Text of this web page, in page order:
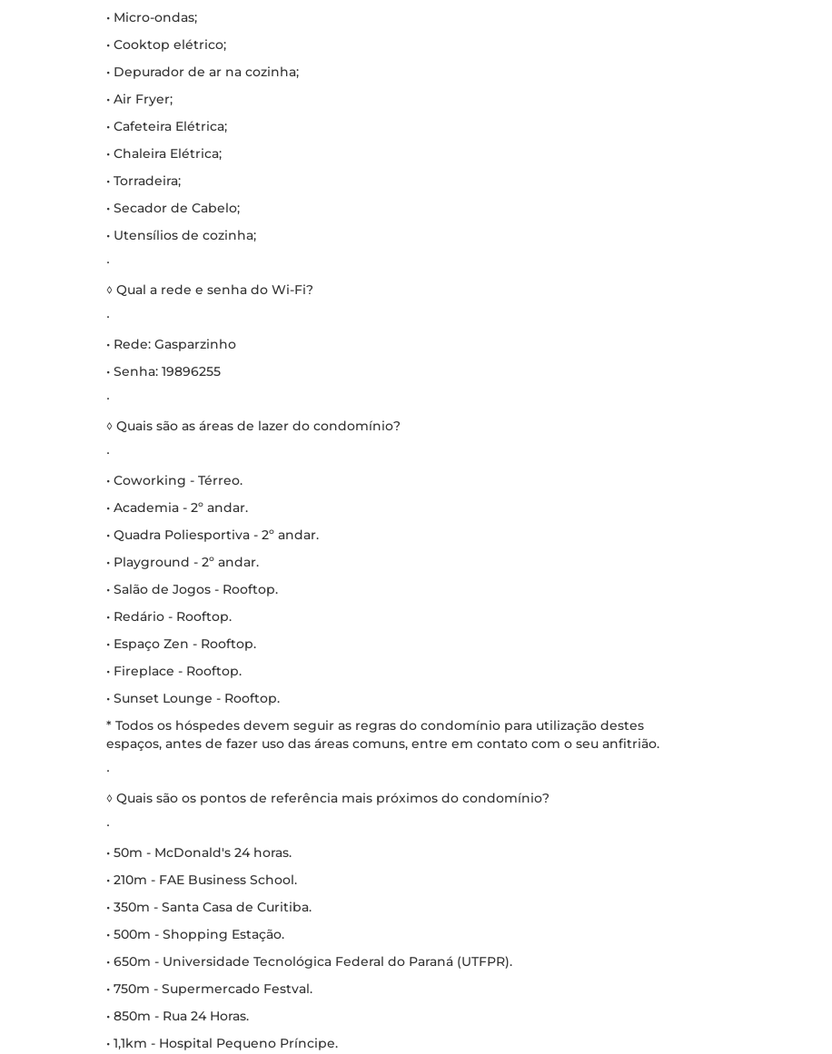
• Micro-ondas;
• Cooktop elétrico;
• Depurador de ar na cozinha;
• Air Fryer;
• Cafeteira Elétrica;
• Chaleira Elétrica;
• Torradeira;
• Secador de Cabelo;
• Utensílios de cozinha;
∙
◊ Qual a rede e senha do Wi-Fi?
∙
• Rede: Gasparzinho
• Senha: 19896255
∙
◊ Quais são as áreas de lazer do condomínio?
∙
• Coworking - Térreo.
• Academia - 2º andar.
• Quadra Poliesportiva - 2º andar.
• Playground - 2º andar.
• Salão de Jogos - Rooftop.
• Redário - Rooftop.
• Espaço Zen - Rooftop.
• Fireplace - Rooftop.
• Sunset Lounge - Rooftop.
* Todos os hóspedes devem seguir as regras do condomínio para utilização destes
espaços, antes de fazer uso das áreas comuns, entre em contato com o seu anfitrião.
∙
◊ Quais são os pontos de referência mais próximos do condomínio?
∙
• 50m - McDonald's 24 horas.
• 210m - FAE Business School.
• 350m - Santa Casa de Curitiba.
• 500m - Shopping Estação.
• 650m - Universidade Tecnológica Federal do Paraná (UTFPR).
• 750m - Supermercado Festval.
• 850m - Rua 24 Horas.
• 1,1km - Hospital Pequeno Príncipe.